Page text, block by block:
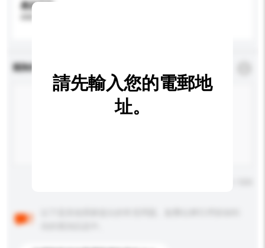
產品規格
查詢內容
請先輸入您的電郵地
址。